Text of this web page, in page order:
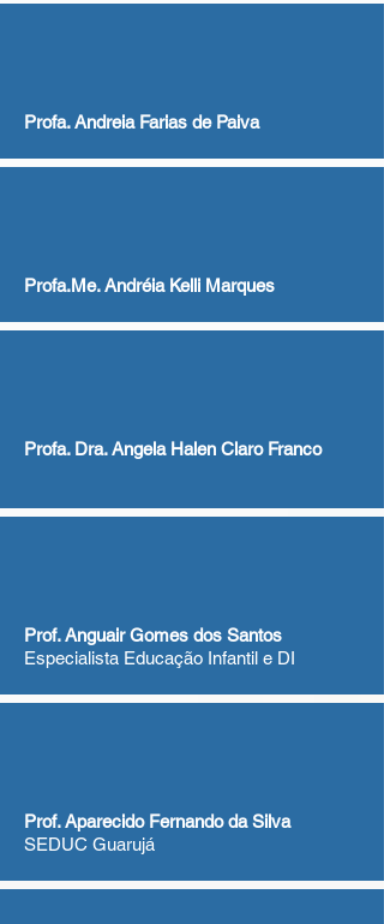
Profa. Andreia Farias de Paiva
Profa.Me. Andréia Kelli Marques
Profa. Dra. Angela Halen Claro Franco
Prof. Anguair Gomes dos Santos
Especialista Educação Infantil e DI
Prof. Aparecido Fernando da Silva
SEDUC Guarujá